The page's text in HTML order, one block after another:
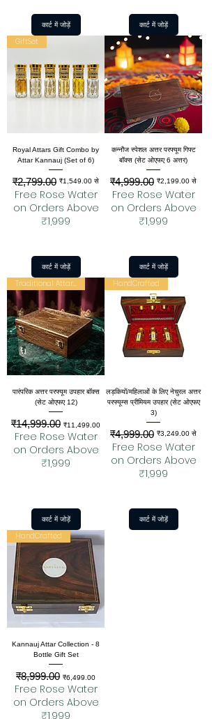
कार्ट में जोड़ें कार्ट में जोड़ें
GiftSet
Royal Attars Gift Combo by
Attar Kannauj (Set of 6)
नियमित मूल्य
₹2,799.00 ₹1,549.00 से
बिक्री मूल्य
Free Rose Water
on Orders Above
₹1,999
कार्ट में जोड़ें
कन्नौज स्पेशल अत्तर परफ्यूम गिफ्ट
बॉक्स (सेट ओएफए 6 अत्तर)
नियमित मूल्य
₹4,999.00 ₹2,199.00 से
बिक्री मूल्य
Free Rose Water
on Orders Above
₹1,999
कार्ट में जोड़ें
Traditional Attar Set
पारंपरिक अत्तर परफ्यूम उपहार बॉक्स
(सेट ओएफए 12)
नियमित मूल्य
₹14,999.00 बिक्री मूल्य
₹11,499.00
Free Rose Water
on Orders Above
₹1,999
कार्ट में जोड़ें
HandCrafted
लड़कियों/महिलाओं के लिए नेचुरल अत्तर
परफ्यूम्स प्रीमियम उपहार (सेट ओएफए
3)
नियमित मूल्य
₹4,999.00 ₹3,249.00 से
बिक्री मूल्य
Free Rose Water
on Orders Above
₹1,999
कार्ट में जोड़ें
HandCrafted
Kannauj Attar Collection - 8
Bottle Gift Set
नियमित मूल्य
₹8,999.00 बिक्री मूल्य
₹6,499.00
Free Rose Water
on Orders Above
₹1,999